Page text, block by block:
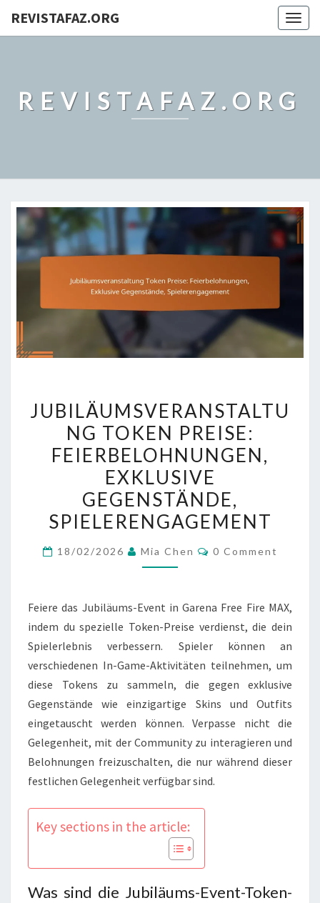
REVISTAFAZ.ORG
REVISTAFAZ.ORG
TOKEN
PREISE:
FEIERBELOHNUNGEN,
EXKLUSIVE
GEGENSTÄNDE,
SPIELERENGAGEMENT
JUBILÄUMSVERANSTALTU
NG TOKEN PREISE:
FEIERBELOHNUNGEN,
EXKLUSIVE
GEGENSTÄNDE,
SPIELERENGAGEMENT
18/02/2026 Mia Chen Comments
0 Comment
Feiere das Jubiläums-Event in Garena Free Fire MAX,
indem du spezielle Token-Preise verdienst, die dein
Spielerlebnis verbessern. Spieler können an
verschiedenen In-Game-Aktivitäten teilnehmen, um
diese Tokens zu sammeln, die gegen exklusive
Gegenstände wie einzigartige Skins und Outfits
eingetauscht werden können. Verpasse nicht die
Gelegenheit, mit der Community zu interagieren und
Belohnungen freizuschalten, die nur während dieser
festlichen Gelegenheit verfügbar sind.
Key sections in the article:
Was sind die Jubiläums-Event-Token-